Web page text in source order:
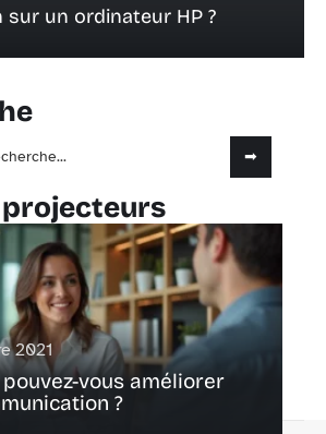
sur un ordinateur HP ?
projecteurs
2021
vous améliorer
?